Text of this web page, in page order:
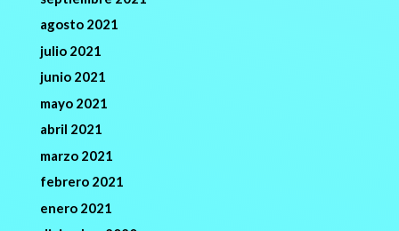
agosto 2021
julio 2021
junio 2021
mayo 2021
abril 2021
marzo 2021
febrero 2021
enero 2021